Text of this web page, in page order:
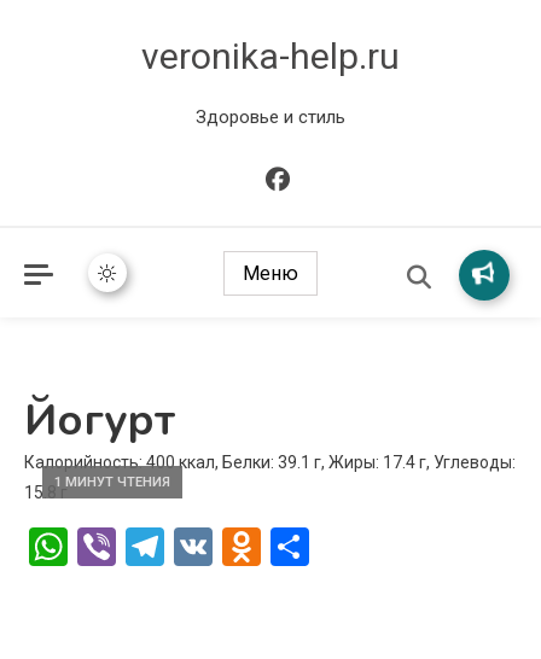
veronika-help.ru
Здоровье и стиль
Меню
Йогурт
1 МИНУТ ЧТЕНИЯ
Калорийность: 400 ккал, Белки: 39.1 г, Жиры: 17.4 г, Углеводы:
15.8 г
WhatsApp
ViberTelegram
VK Odnoklassniki